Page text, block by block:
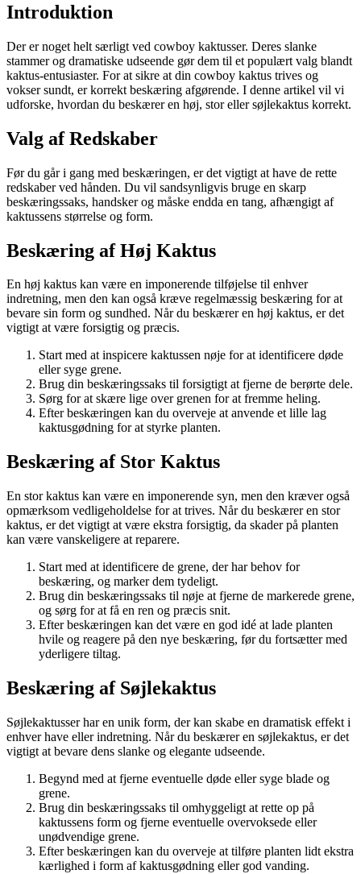
Introduktion
Der er noget helt særligt ved cowboy kaktusser. Deres slanke
stammer og dramatiske udseende gør dem til et populært valg blandt
kaktus-entusiaster. For at sikre at din cowboy kaktus trives og
vokser sundt, er korrekt beskæring afgørende. I denne artikel vil vi
udforske, hvordan du beskærer en høj, stor eller søjlekaktus korrekt.
Valg af Redskaber
Før du går i gang med beskæringen, er det vigtigt at have de rette
redskaber ved hånden. Du vil sandsynligvis bruge en skarp
beskæringssaks, handsker og måske endda en tang, afhængigt af
kaktussens størrelse og form.
Beskæring af Høj Kaktus
En høj kaktus kan være en imponerende tilføjelse til enhver
indretning, men den kan også kræve regelmæssig beskæring for at
bevare sin form og sundhed. Når du beskærer en høj kaktus, er det
vigtigt at være forsigtig og præcis.
Start med at inspicere kaktussen nøje for at identificere døde
eller syge grene.
Brug din beskæringssaks til forsigtigt at fjerne de berørte dele.
Sørg for at skære lige over grenen for at fremme heling.
Efter beskæringen kan du overveje at anvende et lille lag
kaktusgødning for at styrke planten.
Beskæring af Stor Kaktus
En stor kaktus kan være en imponerende syn, men den kræver også
opmærksom vedligeholdelse for at trives. Når du beskærer en stor
kaktus, er det vigtigt at være ekstra forsigtig, da skader på planten
kan være vanskeligere at reparere.
Start med at identificere de grene, der har behov for
beskæring, og marker dem tydeligt.
Brug din beskæringssaks til nøje at fjerne de markerede grene,
og sørg for at få en ren og præcis snit.
Efter beskæringen kan det være en god idé at lade planten
hvile og reagere på den nye beskæring, før du fortsætter med
yderligere tiltag.
Beskæring af Søjlekaktus
Søjlekaktusser har en unik form, der kan skabe en dramatisk effekt i
enhver have eller indretning. Når du beskærer en søjlekaktus, er det
vigtigt at bevare dens slanke og elegante udseende.
Begynd med at fjerne eventuelle døde eller syge blade og
grene.
Brug din beskæringssaks til omhyggeligt at rette op på
kaktussens form og fjerne eventuelle overvoksede eller
unødvendige grene.
Efter beskæringen kan du overveje at tilføre planten lidt ekstra
kærlighed i form af kaktusgødning eller god vanding.